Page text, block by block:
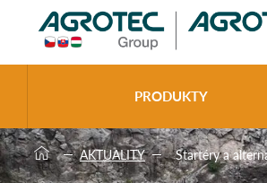
PRODUKTY
AKTUALITY Startéry a